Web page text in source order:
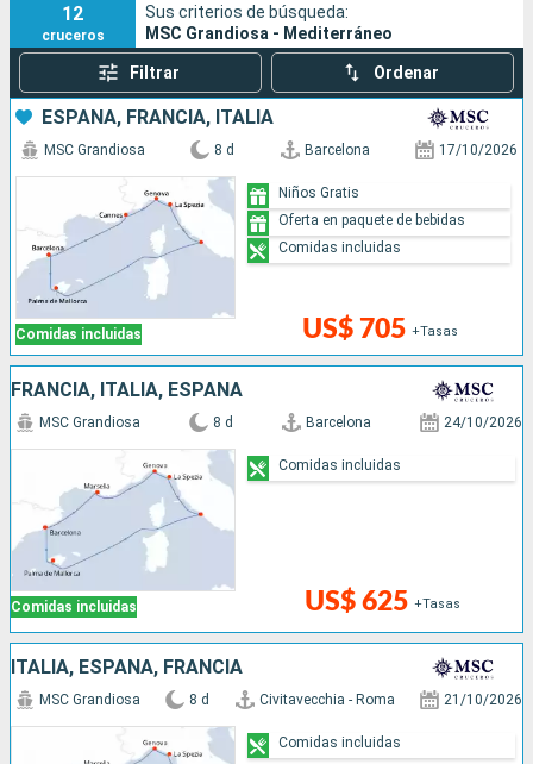
Buscar
12
cruceros
Sus criterios de búsqueda:
MSC Grandiosa - Mediterráneo
Filtrar Ordenar
ESPAÑA, FRANCIA, ITALIA
Comidas incluidas
MSC Grandiosa 8 d Barcelona 17/10/2026
US$ 705 +Tasas
Niños Gratis
Oferta en paquete de bebidas
Comidas incluidas
FRANCIA, ITALIA, ESPAÑA
Comidas incluidas
MSC Grandiosa 8 d Barcelona 24/10/2026
US$ 625 +Tasas
Comidas incluidas
ITALIA, ESPAÑA, FRANCIA
MSC Grandiosa 8 d Civitavecchia - Roma 21/10/2026
Comidas incluidas